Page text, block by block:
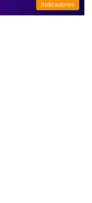
Indicadores